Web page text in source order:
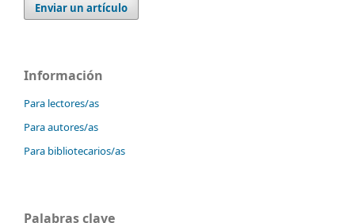
Enviar un artículo
Información
Para lectores/as
Para autores/as
Para bibliotecarios/as
Palabras clave